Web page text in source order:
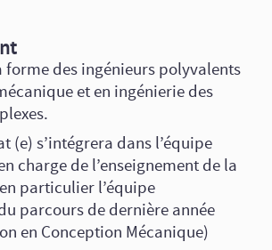
forme des ingénieurs polyvalents
et en ingénierie des
(e) s’intégrera dans l’équipe
charge de l’enseignement de la
particulier l’équipe
parcours de dernière année
en Conception Mécanique)